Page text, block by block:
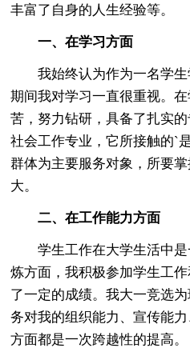
丰富了自身的人生经验等。
一、在学习方面
我始终认为作为一名学生
期间我对学习一直很重视。
苦，努力钻研，具备了扎实
社会工作专业，它所接触的`
群体为主要服务对象，所要
大。
二、在工作能力方面
学生工作在大学生活中是
炼方面，我积极参加学生工
了一定的成绩。我大一竞选
务对我的组织能力、宣传能
方面都是一次跨越性的提高。